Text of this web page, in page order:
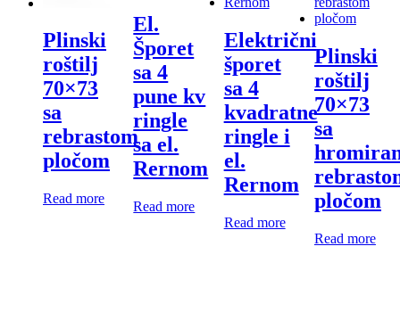
Plinski
roštilj
70×73
sa
rebrastom
pločom
Read more
El.
Šporet
sa 4
pune kv
ringle
sa el.
Rernom
Read more
Električni
šporet
sa 4
kvadratne
ringle i
el.
Rernom
Read more
Plinski
roštilj
70×73
sa
pločom
Read more